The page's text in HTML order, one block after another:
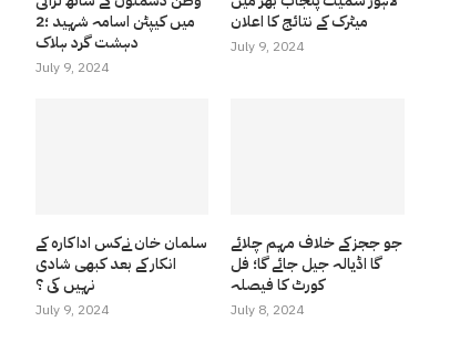
میں کیپٹن اسامہ شہید ؛2
دہشت گرد ہلاک
July 9, 2024
میٹرک کے نتائج کا اعلان
July 9, 2024
سلمان خان نےکس اداکارہ کے
انکار کے بعد کبھی شادی
نہیں کی ؟
July 9, 2024
جو ججز کے خلاف مہم چلائے
گا اڈیالہ جیل جائے گا؛ فل
کورٹ کا فیصلہ
July 8, 2024